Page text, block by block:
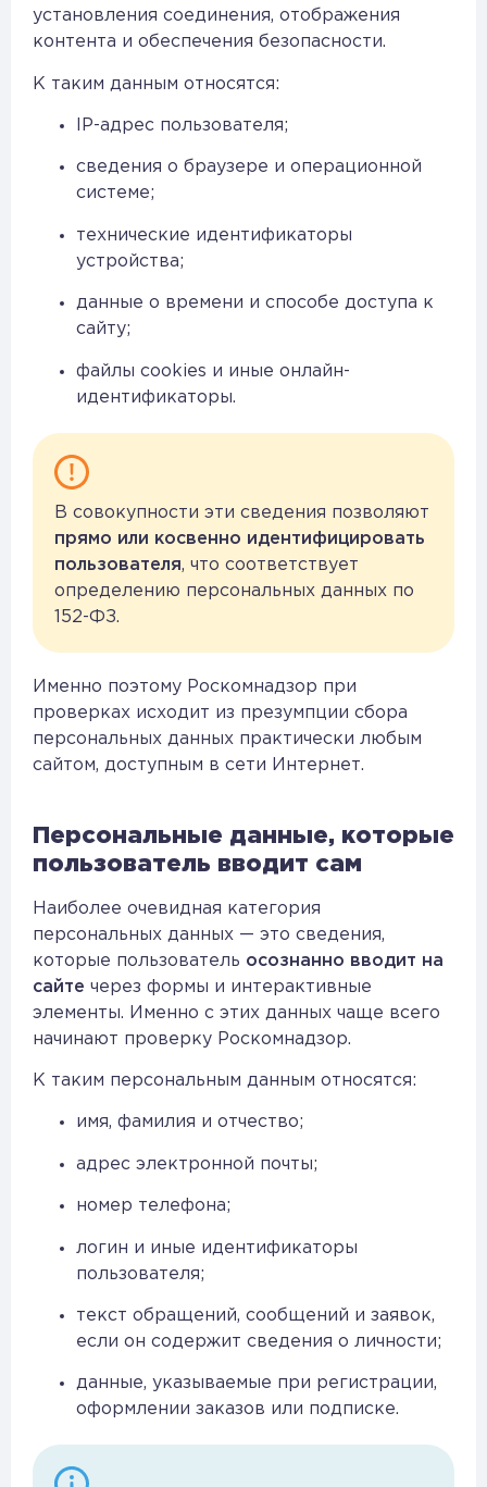
установления соединения, отображения
контента и обеспечения безопасности.
К таким данным относятся:
IP-адрес пользователя;
сведения о браузере и операционной
системе;
технические идентификаторы
устройства;
данные о времени и способе доступа к
сайту;
файлы cookies и иные онлайн-
идентификаторы.
В совокупности эти сведения позволяют
прямо или косвенно идентифицировать
пользователя, что соответствует
определению персональных данных по
152-ФЗ.
Именно поэтому Роскомнадзор при
проверках исходит из презумпции сбора
персональных данных практически любым
сайтом, доступным в сети Интернет.
Персональные данные, которые
пользователь вводит сам
Наиболее очевидная категория
персональных данных — это сведения,
которые пользователь осознанно вводит на
сайте через формы и интерактивные
элементы. Именно с этих данных чаще всего
начинают проверку Роскомнадзор.
К таким персональным данным относятся:
имя, фамилия и отчество;
адрес электронной почты;
номер телефона;
логин и иные идентификаторы
пользователя;
текст обращений, сообщений и заявок,
если он содержит сведения о личности;
данные, указываемые при регистрации,
оформлении заказов или подписке.